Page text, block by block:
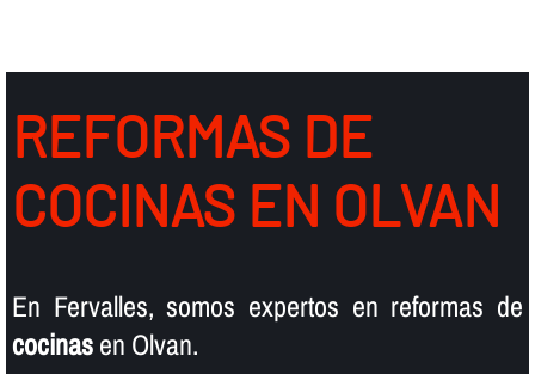
REFORMAS DE
COCINAS EN OLVAN
En Fervalles, somos expertos en reformas de
cocinasen Olvan.